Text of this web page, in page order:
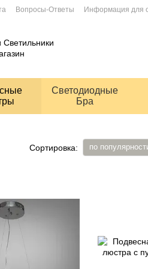
Вопросы-Ответы
Информация для
Светодиодные
Бра
Сортировка: по